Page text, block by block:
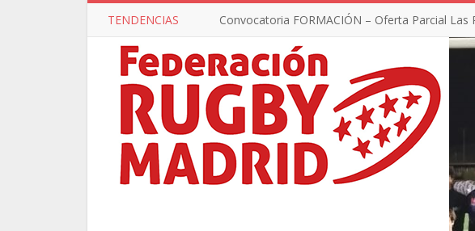
TENDENCIAS Convocatoria FORMACIÓN – Oferta Parcial Las